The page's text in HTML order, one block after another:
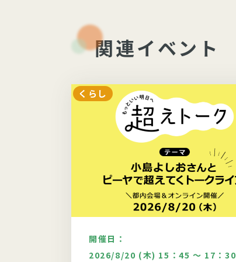
関連イベント
くらし
開催日：
2026/8/20 (木) 15：45 ～ 17：30